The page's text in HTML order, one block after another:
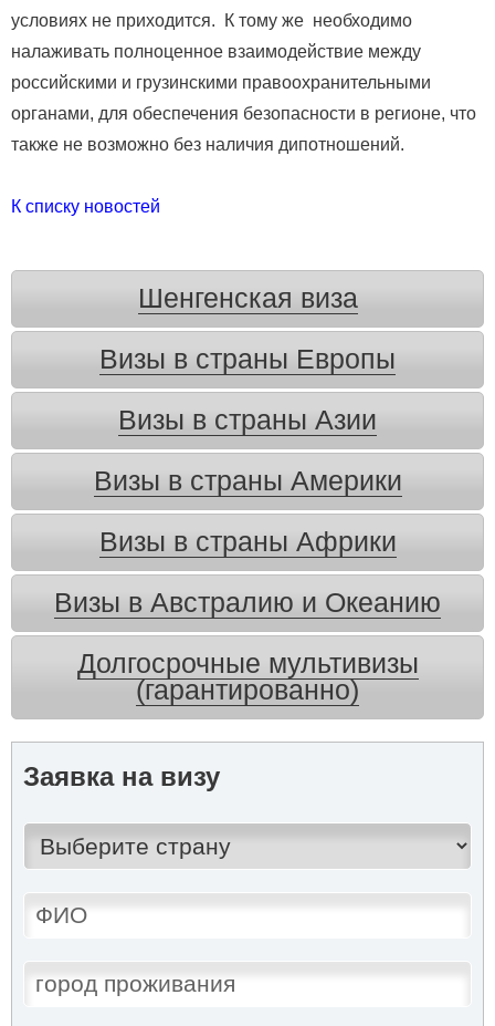
условиях не приходится. К тому же необходимо
налаживать полноценное взаимодействие между
российскими и грузинскими правоохранительными
органами, для обеспечения безопасности в регионе, что
также не возможно без наличия дипотношений.
К списку новостей
Шенгенская виза
Визы в страны Европы
Визы в страны Азии
Визы в страны Америки
Визы в страны Африки
Визы в Австралию и Океанию
Долгосрочные мультивизы
(гарантированно)
Заявка на визу